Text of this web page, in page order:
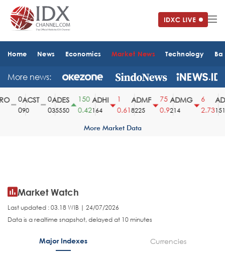
Home News Economics Market News Technology
More news:
ACST
90
ADES
35550
150
0.42
ADHI
164
0.61
ADMF
8225
75
0.9
ADMG
214
2.731510
More Market Data
Market Watch
Last updated : 03.18 WIB | 24/07/2026
Data is a realtime snapshot, delayed at 10 minutes
Major Indexes Currencies